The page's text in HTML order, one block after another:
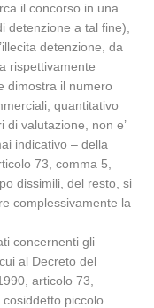
il concorso in una
detenzione a tal fine),
detenzione, da
rispettivamente
dimostra il numero
quantitativo
di valutazione, non e’
indicativo – della
73, comma 5,
dissimili, del resto, si
complessivamente la
concernenti gli
al Decreto del
articolo 73,
piccolo